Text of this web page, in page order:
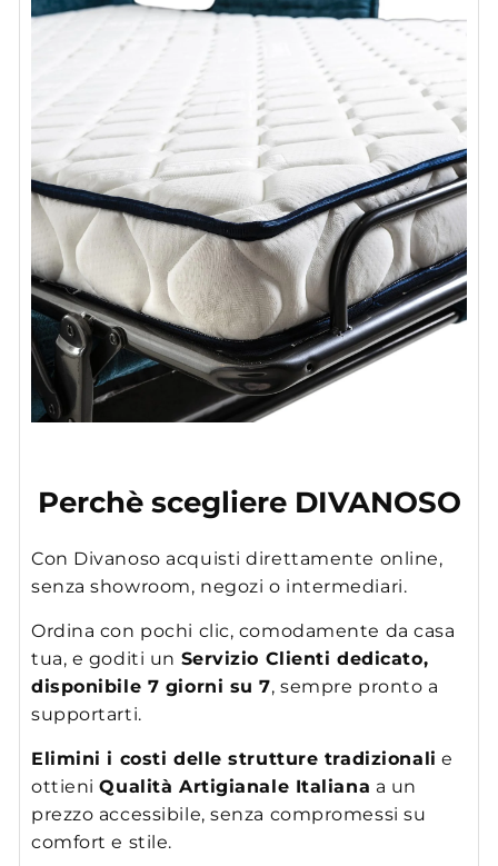
Perchè scegliere DIVANOSO
Con Divanoso acquisti direttamente online,
senza showroom, negozi o intermediari.
Ordina con pochi clic, comodamente da casa
tua, e goditi un Servizio Clienti dedicato,
disponibile 7 giorni su 7, sempre pronto a
supportarti.
Elimini i costi delle strutture tradizionali e
ottieniQualità Artigianale Italiana a un
prezzo accessibile, senza compromessi su
comfort e stile.